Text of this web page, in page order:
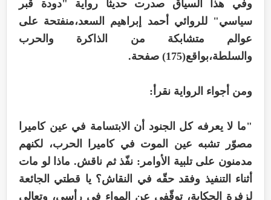
وفي هذا السياق صدرت حديثاً رواية "دودة قبر
سياسي" للروائي أحمد إبراهيم السعد،منفتحة على
عوالم متشابكة من الذاكرة والحرب
والسلطة،بواقع(175) صفحة.
ومن أجواء الرواية نقرأ:
"ما لا يعرفه كل الجنود أن الابتسامة في عين كاميرا
مصوّر تشبه عين الموت في كاميرا الحرب، لكنهم
مدمنون على تلبية الأوامر: نفّذ ثم ناقش. ماذا لو مات
أثناء التنفيذ وفقد حقّه في النقاش؟ يا قطتي الجائعة
لزفرة الحكاية، توقّفي عن المواء في رأسي، وتعالي